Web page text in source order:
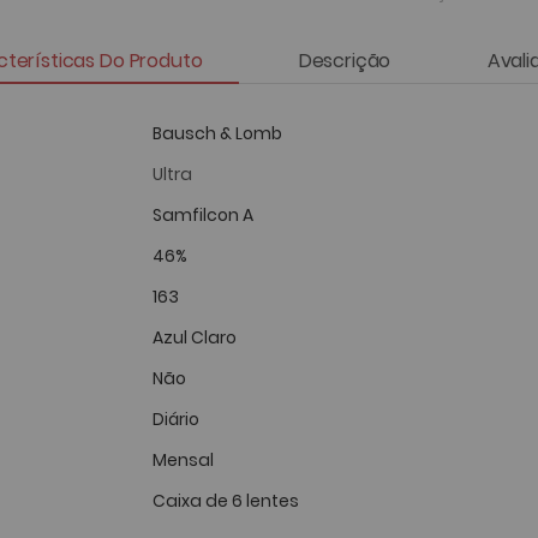
Do Produto Descrição
Bausch & Lomb
Ultra
Samfilcon A
46%
163
Azul Claro
Não
Diário
Mensal
Caixa de 6 lentes